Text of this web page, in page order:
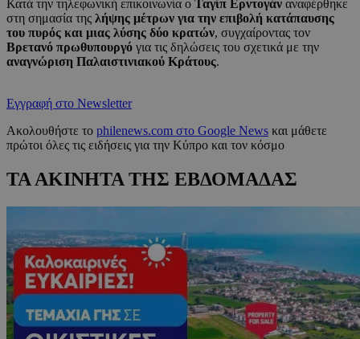
Κατά την τηλεφωνική επικοινωνία ο Ταγίπ Ερντογάν αναφέρθηκε
στη σημασία της λήψης μέτρων για την επιβολή κατάπαυσης
του πυρός και μιας λύσης δύο κρατών, συγχαίροντας τον
Βρετανό πρωθυπουργό για τις δηλώσεις του σχετικά με την
αναγνώριση Παλαιστινιακού Κράτους.
Εγγραφή στο Newsletter
Ακολουθήστε το philenews.com στο Google News και μάθετε
πρώτοι όλες τις ειδήσεις για την Κύπρο και τον κόσμο
ΤΑ ΑΚΙΝΗΤΑ ΤΗΣ ΕΒΔΟΜΑΔΑΣ